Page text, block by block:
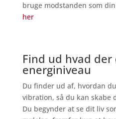
bruge modstanden som
her
Find ud hvad der
energiniveau
Du finder ud af, hvordan
vibration, så du kan skabe
Du begynder at se dit liv